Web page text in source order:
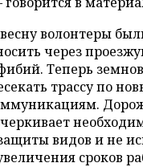
волонтеры
через
Теперь
трассу по
видов и не
сроков